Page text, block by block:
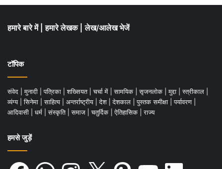
हमारे बारे में हमारे लेखक लेख/आलेख भेजें
टॉपिक
संवेद मुनादी पत्रिका शख्सियत चर्चा में सामयिक सृजनलोक मुद्दा स्त्रीकाल
व्यंग्य
सिनेमा साहित्य अन्तर्राष्ट्रीय देश देशकाल पुस्तक समीक्षा पर्यावरण
आदिवासी
धर्म संस्कृति समाज चतुर्दिक ऐतिहासिक राज्य
हमसे जुड़ें
Facebook WhatsAppInstagram Pinterest LinkedIn